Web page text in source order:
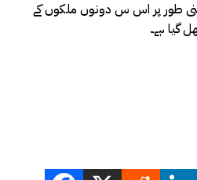
طور پر اس س دونوں ملکوں کے
گیا ہے۔